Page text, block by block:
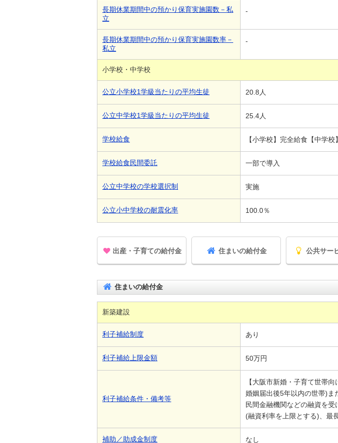
長期休業期間中の預かり保育実施園数－私
立
-
長期休業期間中の預かり保育実施園数率－
私立
-
小学校・中学校
公立小学校1学級当たりの平均生徒 20.8人
公立中学校1学級当たりの平均生徒 25.4人
学校給食 【小学校】完全給食【中学校
学校給食民間委託 一部で導入
公立中学校の学校選択制 実施
公立小中学校の耐震化率 100.0％
出産・子育ての給付金 住まいの給付金 公共サー
住まいの給付金
新築建設
利子補給制度 あり
利子補給上限金額 50万円
利子補給条件・備考等
【大阪市新婚・子育て世帯
婚姻届出後5年以内の世帯)ま
民間金融機関などの融資を
(融資利率を上限とする)、最
補助／助成金制度 なし